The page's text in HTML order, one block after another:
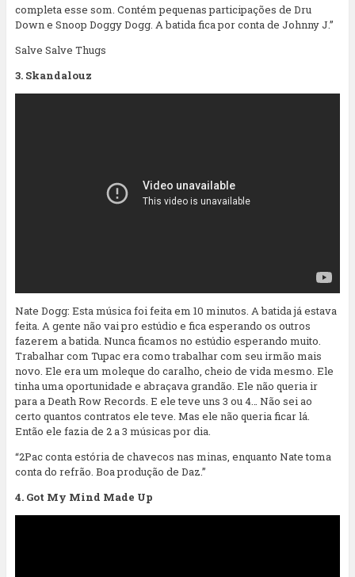
completa esse som. Contém pequenas participações de Dru
Down e Snoop Doggy Dogg. A batida fica por conta de Johnny J.”
Salve Salve Thugs
3. Skandalouz
Nate Dogg: Esta música foi feita em 10 minutos. A batida já estava
feita. A gente não vai pro estúdio e fica esperando os outros
fazerem a batida. Nunca ficamos no estúdio esperando muito.
Trabalhar com Tupac era como trabalhar com seu irmão mais
novo. Ele era um moleque do caralho, cheio de vida mesmo. Ele
tinha uma oportunidade e abraçava grandão. Ele não queria ir
para a Death Row Records. E ele teve uns 3 ou 4… Não sei ao
certo quantos contratos ele teve. Mas ele não queria ficar lá.
Então ele fazia de 2 a 3 músicas por dia.
“2Pac conta estória de chavecos nas minas, enquanto Nate toma
conta do refrão. Boa produção de Daz.”
4. Got My Mind Made Up